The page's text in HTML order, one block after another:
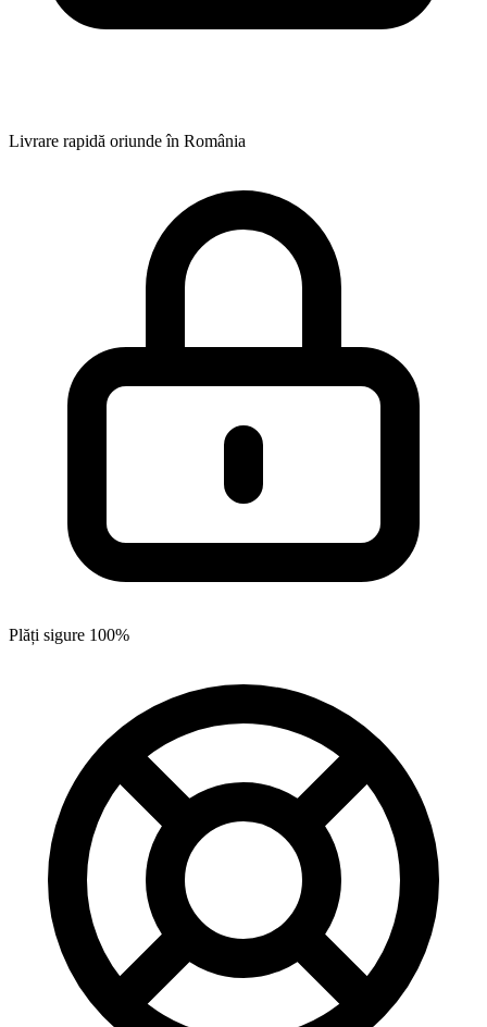
Livrare rapidă oriunde în România
Plăți sigure 100%